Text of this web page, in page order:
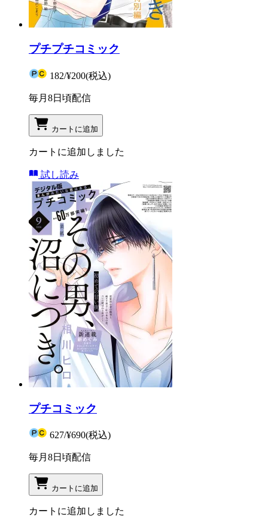
プチプチコミック
182/¥200(税込)
毎月8日頃配信
カートに追加
カートに追加しました
試し読み
プチコミック
627/¥690(税込)
毎月8日頃配信
カートに追加
カートに追加しました